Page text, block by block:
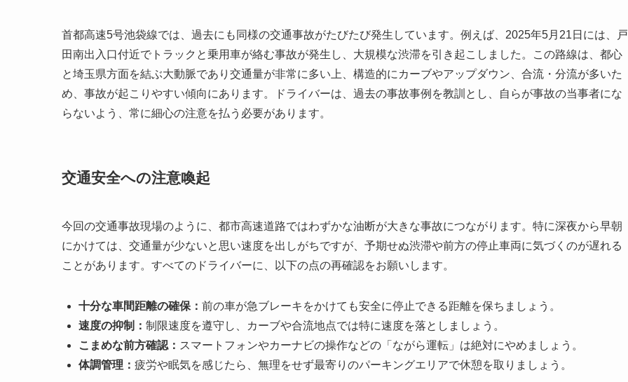
首都高速5号池袋線では、過去にも同様の交通事故がたびたび発生しています。例えば、2025年5月21日には、戸
田南出入口付近でトラックと乗用車が絡む事故が発生し、大規模な渋滞を引き起こしました。この路線は、都心
と埼玉県方面を結ぶ大動脈であり交通量が非常に多い上、構造的にカーブやアップダウン、合流・分流が多いた
め、事故が起こりやすい傾向にあります。ドライバーは、過去の事故事例を教訓とし、自らが事故の当事者にな
らないよう、常に細心の注意を払う必要があります。
交通安全への注意喚起
今回の交通事故現場のように、都市高速道路ではわずかな油断が大きな事故につながります。特に深夜から早朝
にかけては、交通量が少ないと思い速度を出しがちですが、予期せぬ渋滞や前方の停止車両に気づくのが遅れる
ことがあります。すべてのドライバーに、以下の点の再確認をお願いします。
十分な車間距離の確保： 前の車が急ブレーキをかけても安全に停止できる距離を保ちましょう。
速度の抑制： 制限速度を遵守し、カーブや合流地点では特に速度を落としましょう。
こまめな前方確認： スマートフォンやカーナビの操作などの「ながら運転」は絶対にやめましょう。
体調管理： 疲労や眠気を感じたら、無理をせず最寄りのパーキングエリアで休憩を取りましょう。